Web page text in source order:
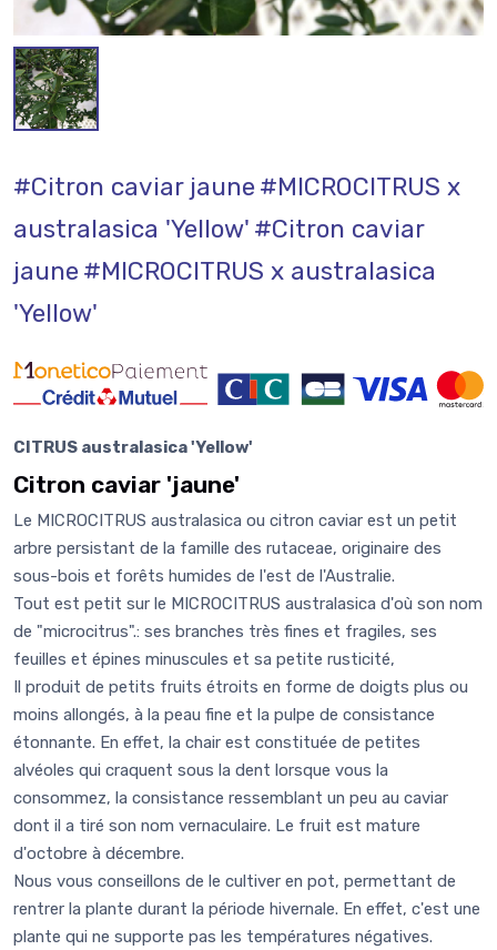
#Citron caviar jaune#MICROCITRUS x
australasica 'Yellow' #Citron caviar
jaune#MICROCITRUS x australasica
'Yellow'
CITRUS australasica 'Yellow'
Citron caviar 'jaune'
Le MICROCITRUS australasica ou citron caviar est un petit
arbre persistant de la famille des rutaceae, originaire des
sous-bois et forêts humides de l'est de l'Australie.
Tout est petit sur le MICROCITRUS australasica d'où son nom
de "microcitrus".: ses branches très fines et fragiles, ses
feuilles et épines minuscules et sa petite rusticité,
Il produit de petits fruits étroits en forme de doigts plus ou
moins allongés, à la peau fine et la pulpe de consistance
étonnante. En effet, la chair est constituée de petites
alvéoles qui craquent sous la dent lorsque vous la
consommez, la consistance ressemblant un peu au caviar
dont il a tiré son nom vernaculaire. Le fruit est mature
d'octobre à décembre.
Nous vous conseillons de le cultiver en pot, permettant de
rentrer la plante durant la période hivernale. En effet, c'est une
plante qui ne supporte pas les températures négatives.